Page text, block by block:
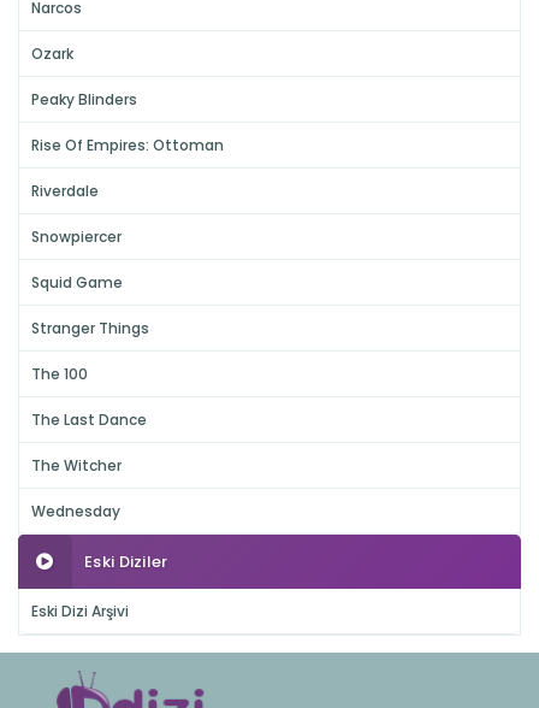
Narcos
Ozark
Peaky Blinders
Rise Of Empires: Ottoman
Riverdale
Snowpiercer
Squid Game
Stranger Things
The 100
The Last Dance
The Witcher
Wednesday
Eski Diziler
Eski Dizi Arşivi